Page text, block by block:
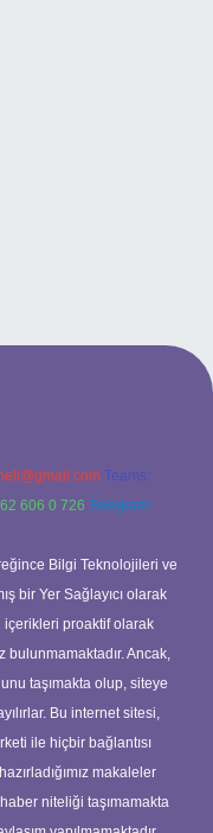
Teams:
606 0 726 Telegram:
Bilgi Teknolojileri ve
bir Yer Sağlayıcı olarak
içerikleri proaktif olarak
bulunmamaktadır. Ancak,
taşımakta olup, siteye
Bu internet sitesi,
ile hiçbir bağlantısı
makaleler
niteliği taşımamakta